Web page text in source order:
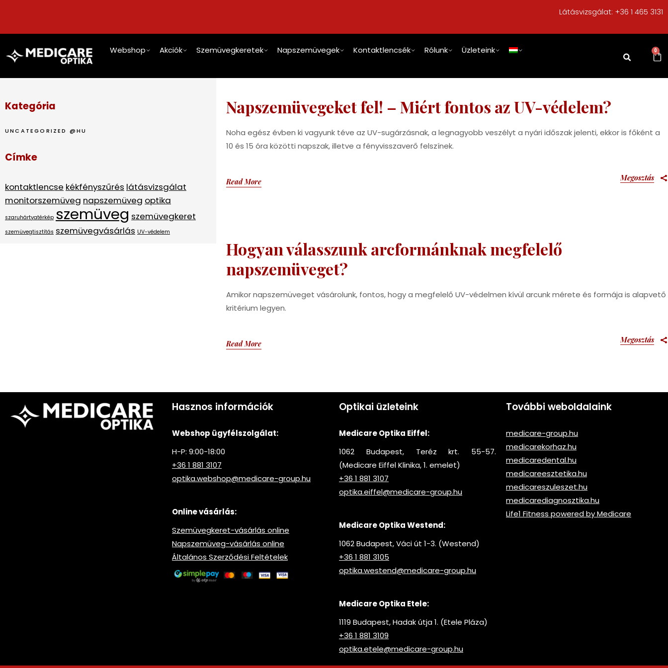
Látásvizsgálat: +36 1 465 3131
Webshop Akciók Szemüvegkeretek Napszemüvegek Kontaktlencsék Rólunk Üzleteink 0
Napszemüvegeket fel! – Miért fontos az UV-védelem?
Noha egész évben ki vagyunk téve az UV-sugárzásnak, a legnagyobb veszélyt a nyári időszak jelenti, ekkor is főként a
10 és 15 óra közötti napszak, illetve a fényvisszaverő felszínek.
Read More Megosztás
Hogyan válasszunk arcformánknak megfelelő
napszemüveget?
Amikor napszemüveget vásárolunk, fontos, hogy a megfelelő UV-védelmen kívül arcunk mérete és formája is alapvető
kritérium legyen.
Read More Megosztás
Kategória
UNCATEGORIZED @HU
Címke
kontaktlencse kékfényszűrés látásvizsgálat
monitorszemüveg napszemüveg optika
szaruhártyatérkép szemüveg szemüvegkeret
szemüvegtisztítás szemüvegvásárlás UV-védelem
Hasznos információk
Webshop ügyfélszolgálat:
H-P: 9:00-18:00
+36 1 881 3107
optika.webshop@medicare-group.hu
Online vásárlás:
Szemüvegkeret-vásárlás online
Napszemüveg-vásárlás online
Általános Szerződési Feltételek
Optikai üzleteink
Medicare Optika Eiffel:
1062 Budapest, Teréz krt. 55-57.
(Medicare Eiffel Klinika, 1. emelet)
+36 1 881 3107
optika.eiffel@medicare-group.hu
Medicare Optika Westend:
1062 Budapest, Váci út 1-3. (Westend)
+36 1 881 3105
optika.westend@medicare-group.hu
Medicare Optika Etele:
1119 Budapest, Hadak útja 1. (Etele Pláza)
+36 1 881 3109
optika.etele@medicare-group.hu
További weboldalaink
medicare-group.hu
medicarekorhaz.hu
medicaredental.hu
medicareesztetika.hu
medicareszuleszet.hu
medicarediagnosztika.hu
Life1 Fitness powered by Medicare